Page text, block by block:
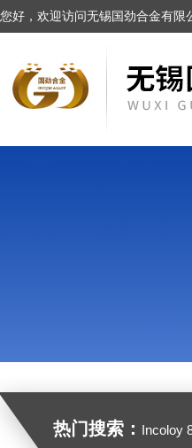
您好，欢迎访问无锡国劲合金有限
热门搜索： Incoloy 825